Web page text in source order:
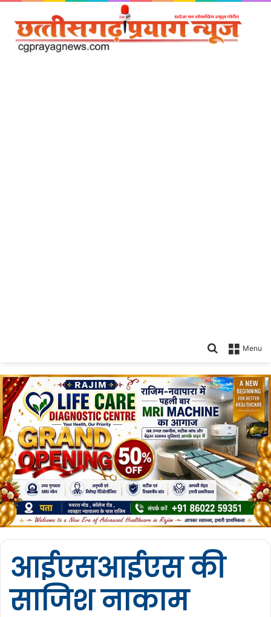
Menu
Search
आईएसआईएस की
साजिश नाकाम